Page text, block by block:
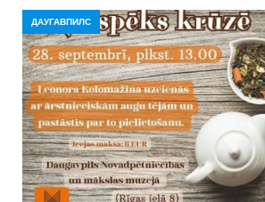
ДАУГАВПИЛС